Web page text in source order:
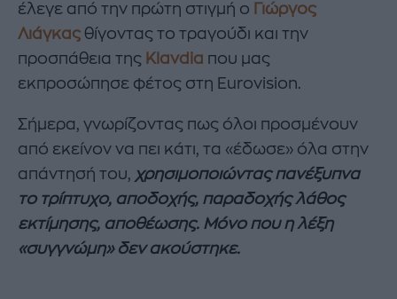
έλεγε από την πρώτη στιγμή ο
Γιώργος
Λιάγκας θίγοντας το τραγούδι και την
προσπάθεια της Klavdia που μας
εκπροσώπησε φέτος στη Eurovision.
Σήμερα, γνωρίζοντας πως όλοι προσμένουν
από εκείνον να πει κάτι, τα «έδωσε» όλα στην
απάντησή του, χρησιμοποιώντας πανέξυπνα
το τρίπτυχο, αποδοχής, παραδοχής λάθος
εκτίμησης, αποθέωσης. Μόνο που η λέξη
«συγγνώμη» δεν ακούστηκε.